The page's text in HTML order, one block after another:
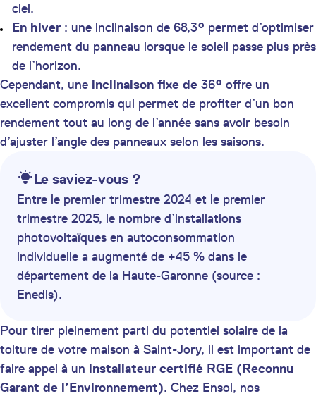
ciel.
En hiver : une inclinaison de 68,3° permet
rendement du panneau lorsque le soleil passe plus près
de l’horizon.
Cependant, une inclinaison fixe de 36° offre un
excellent compromis qui permet de profiter d’un bon
rendement tout au long de l’année sans avoir besoin
d’ajuster l’angle des panneaux selon les saisons.
Le saviez-vous ?
Entre le premier trimestre 2024 et le premier
trimestre 2025, le nombre d’installations
photovoltaïques en autoconsommation
individuelle a augmenté de +45 % dans le
département de la Haute-Garonne (source :
Enedis).
Pour tirer pleinement parti du potentiel solaire de la
toiture de votre maison à Saint-Jory, il est important de
faire appel à un installateur certifié RGE (Reconnu
Garant de l’Environnement). Chez Ensol, nos